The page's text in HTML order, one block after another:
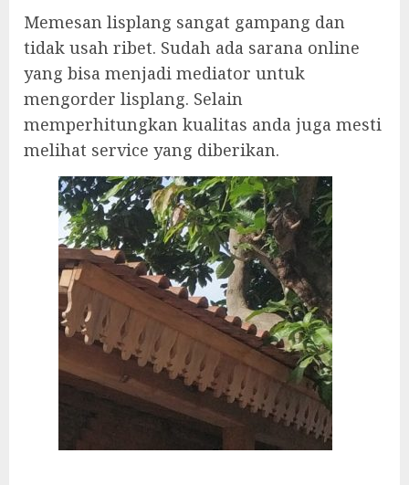
Memesan lisplang sangat gampang dan
tidak usah ribet. Sudah ada sarana online
yang bisa menjadi mediator untuk
mengorder lisplang. Selain
memperhitungkan kualitas anda juga mesti
melihat service yang diberikan.